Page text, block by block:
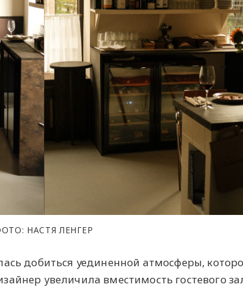
НАСТЯ ЛЕНГЕР
добиться уединенной атмосферы,
увеличила вместимость гостевого